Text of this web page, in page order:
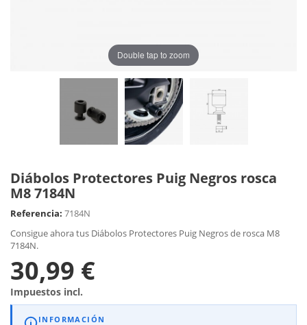
Double tap to zoom
Diábolos Protectores Puig Negros rosca
M8 7184N
Referencia: 7184N
Consigue ahora tus Diábolos Protectores Puig Negros de rosca M8
7184N.
30,99 €
Impuestos incl.
INFORMACIÓN